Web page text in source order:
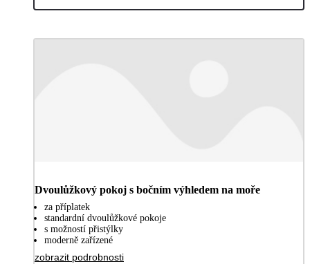
Dvoulůžkový pokoj s bočním výhledem na moře
za příplatek
standardní dvoulůžkové pokoje
s možností přistýlky
moderně zařízené
zobrazit podrobnosti